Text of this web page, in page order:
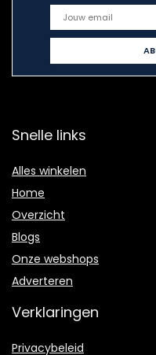
Snelle links
Alles winkelen
Home
Overzicht
Blogs
Onze webshops
Adverteren
Verklaringen
Privacybeleid